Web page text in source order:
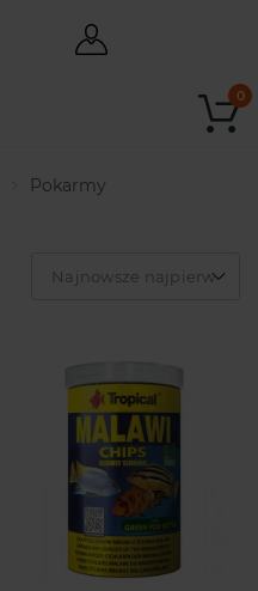
0
Pokarmy
Najnowsze najpierw